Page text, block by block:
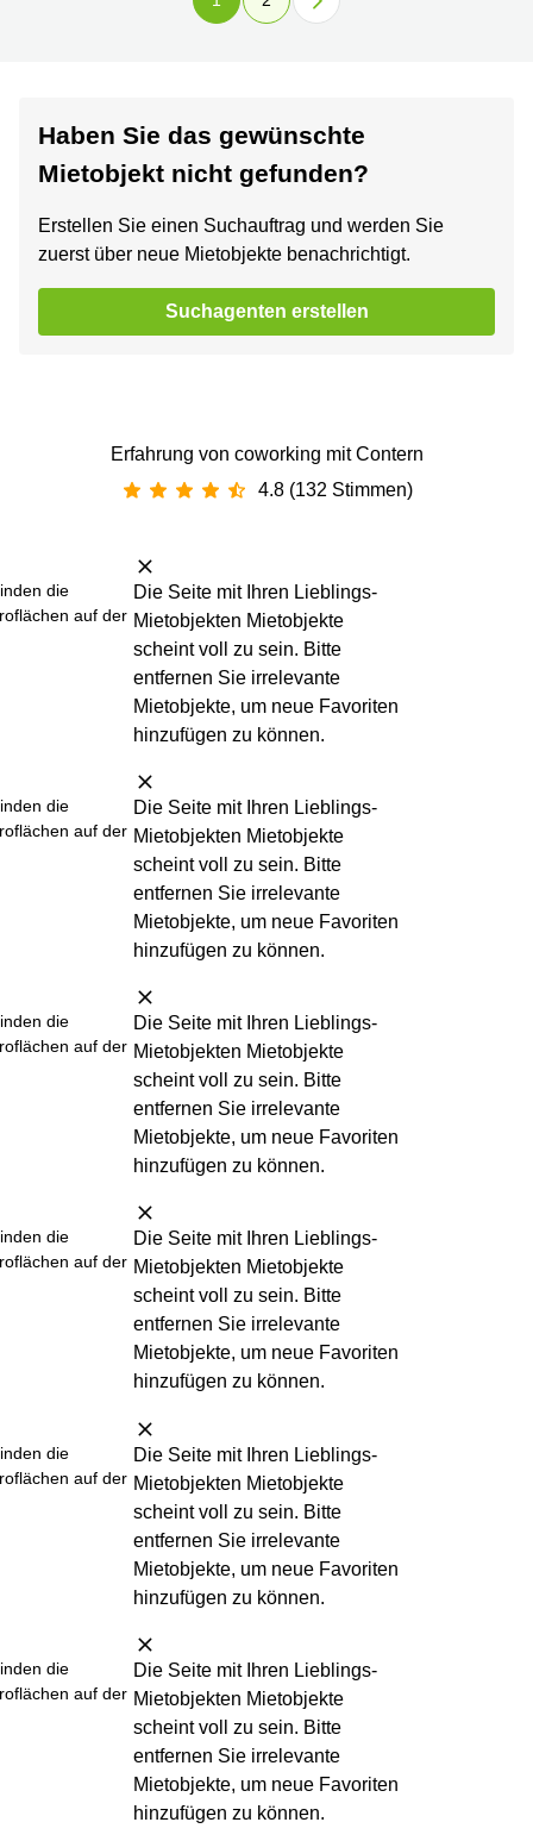
Haben Sie das gewünschte
Mietobjekt nicht gefunden?
Erstellen Sie einen Suchauftrag und werden Sie
zuerst über neue Mietobjekte benachrichtigt.
Suchagenten erstellen
Erfahrung von coworking mit Contern
4.8 (132 Stimmen)
die
auf der
Die Seite mit Ihren Lieblings-
Mietobjekten Mietobjekte
scheintvoll
zu sein. Bitte
entfernen Sie irrelevante
Mietobjekte, um neue Favoriten
hinzufügen zu können.
die
auf der
Die Seite mit Ihren Lieblings-
Mietobjekten Mietobjekte
scheintvoll
zu sein. Bitte
entfernen Sie irrelevante
Mietobjekte, um neue Favoriten
hinzufügen zu können.
die
auf der
Die Seite mit Ihren Lieblings-
Mietobjekten Mietobjekte
scheintvoll
zu sein. Bitte
entfernen Sie irrelevante
Mietobjekte, um neue Favoriten
hinzufügen zu können.
die
auf der
Die Seite mit Ihren Lieblings-
Mietobjekten Mietobjekte
scheintvoll
zu sein. Bitte
entfernen Sie irrelevante
Mietobjekte, um neue Favoriten
hinzufügen zu können.
die
auf der
Die Seite mit Ihren Lieblings-
Mietobjekten Mietobjekte
scheintvoll
zu sein. Bitte
entfernen Sie irrelevante
Mietobjekte, um neue Favoriten
hinzufügen zu können.
die
auf der
Die Seite mit Ihren Lieblings-
Mietobjekten Mietobjekte
scheintvoll
zu sein. Bitte
entfernen Sie irrelevante
Mietobjekte, um neue Favoriten
hinzufügen zu können.